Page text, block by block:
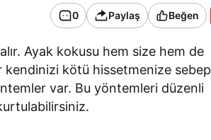
0 Paylaş Beğen
Ayak kokusu hem size hem de
kendinizi kötü hissetmenize sebep
var. Bu yöntemleri düzenli